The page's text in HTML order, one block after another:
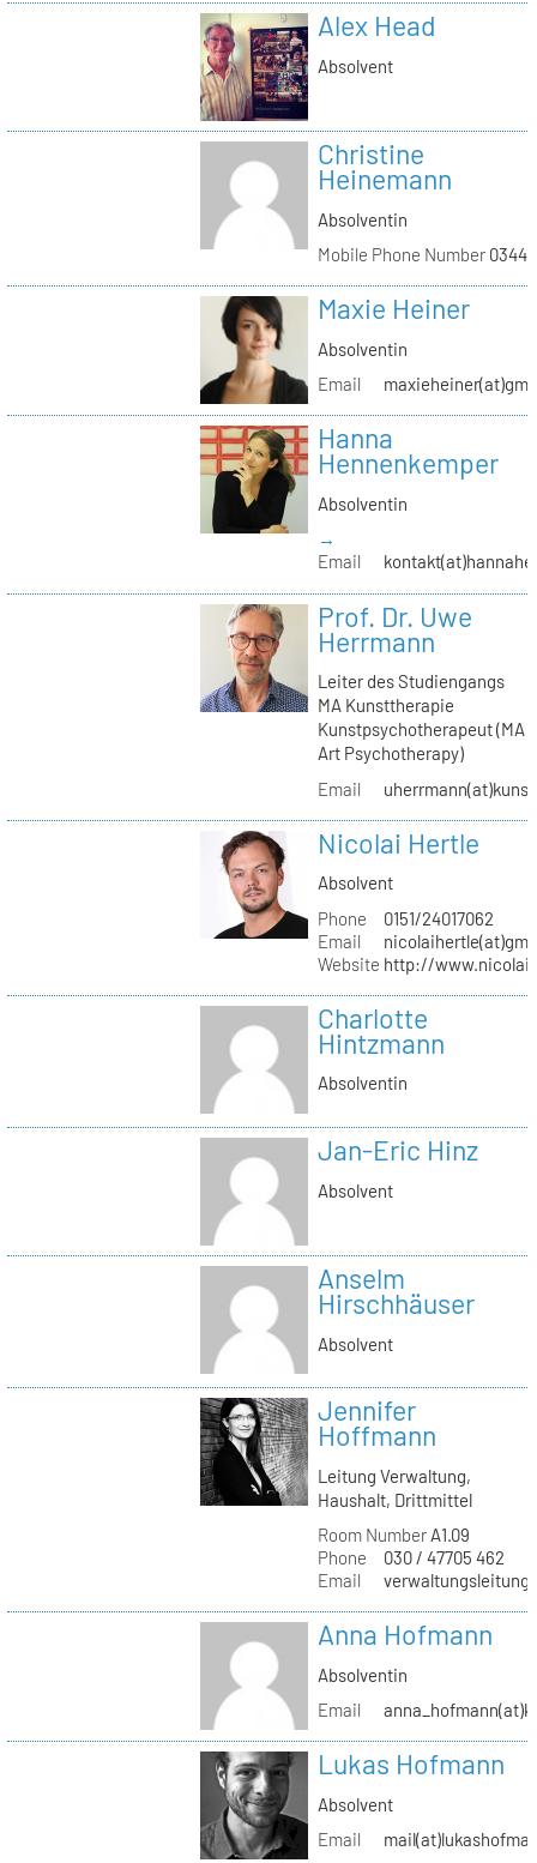
Alex Head
Absolvent
Christine
Heinemann
Absolventin
Mobile Phone Number
Maxie Heiner
Absolventin
Email
Hanna
Hennenkemper
Absolventin
→
Email
Prof. Dr. Uwe
Herrmann
Leiter des Studiengangs
MA Kunsttherapie
Kunstpsychotherapeut (MA
Art Psychotherapy)
Email
Nicolai Hertle
Absolvent
Phone
0151/24017062
Email
Website http://
Charlotte
Hintzmann
Absolventin
Jan-Eric Hinz
Absolvent
Anselm
Hirschhäuser
Absolvent
Jennifer
Hoffmann
Leitung Verwaltung,
Haushalt, Drittmittel
Room NumberA1.09
Phone
030 / 47705 462
Email
Anna Hofmann
Absolventin
Email
Lukas Hofmann
Absolvent
Email